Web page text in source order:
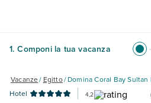
1. Componi la tua vacanza
Vacanze/ Egitto/Domina Coral Bay Sultan
Hotel
4,2 (